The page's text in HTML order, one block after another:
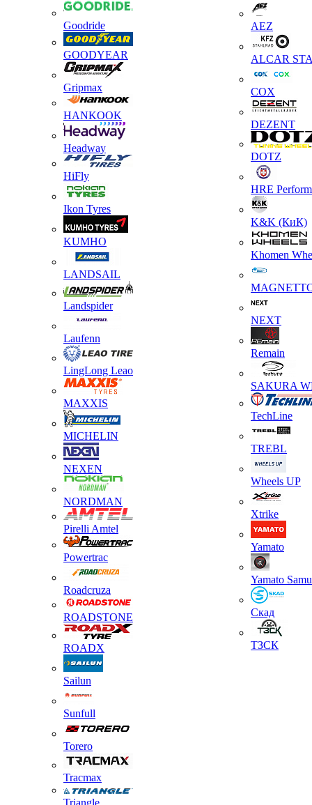
Goodride
GOODYEAR
Gripmax
HANKOOK
Headway
HiFly
Ikon Tyres
KUMHO
LANDSAIL
Landspider
Laufenn
LingLong Leao
MAXXIS
MICHELIN
NEXEN
NORDMAN
Pirelli Amtel
Powertrac
Roadcruza
ROADSTONE
ROADX
Sailun
Sunfull
Torero
Tracmax
Triangle
AEZ
ALCAR
COX
DEZENT
DOTZ
HRE
K&K (КиК)
Khomen
NEXT
Remain
SAKURA
TechLine
TREBL
Wheels UP
Xtrike
Yamato
Yamato
Скад
ТЗСК